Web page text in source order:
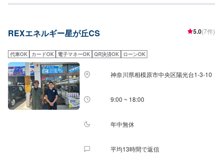
ください。
REXエネルギー星が丘CS 5.0(7件)
代車OK カードOK 電子マネーOK QR決済OK ローンOK
神奈川県相模原市中央区陽光台1-3-10
9:00 ~ 18:00
年中無休
平均13時間で返信